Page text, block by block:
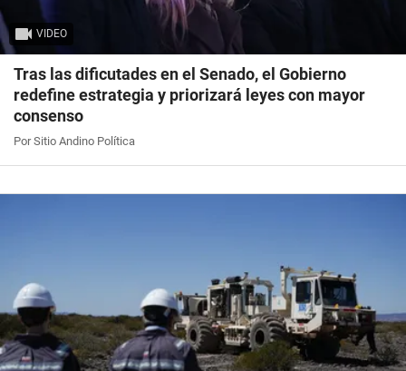
VIDEO
Tras las dificutades en el Senado, el Gobierno
redefine estrategia y priorizará leyes con mayor
consenso
Por Sitio Andino Política